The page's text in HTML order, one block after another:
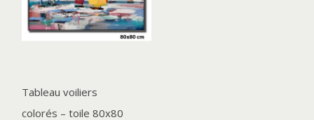
Tableau voiliers
colorés – toile 80x80